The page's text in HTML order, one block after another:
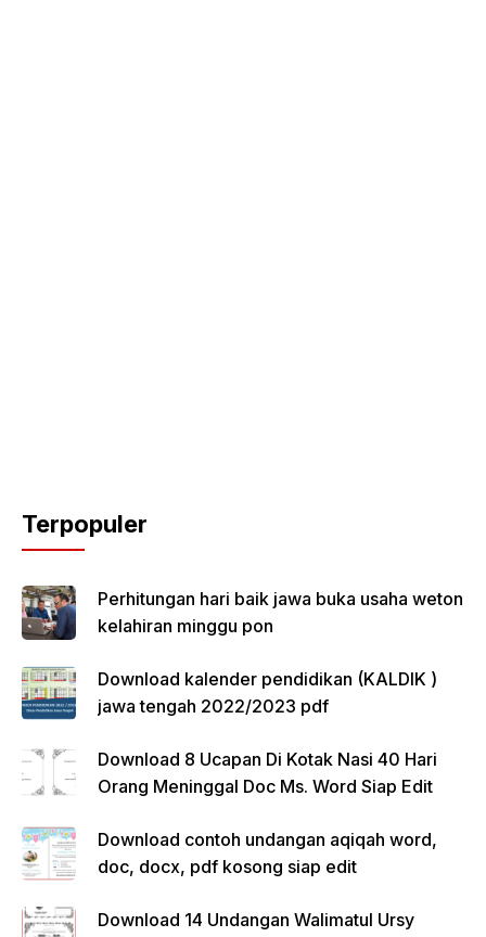
Terpopuler
Perhitungan hari baik jawa buka usaha weton
kelahiran minggu pon
Download kalender pendidikan (KALDIK )
jawa tengah 2022/2023 pdf
Download 8 Ucapan Di Kotak Nasi 40 Hari
Orang Meninggal Doc Ms. Word Siap Edit
Download contoh undangan aqiqah word,
doc, docx, pdf kosong siap edit
Download 14 Undangan Walimatul Ursy